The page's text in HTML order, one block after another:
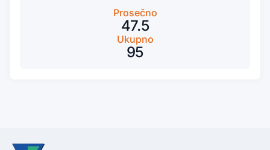
Prosečno
47.5
Ukupno
95